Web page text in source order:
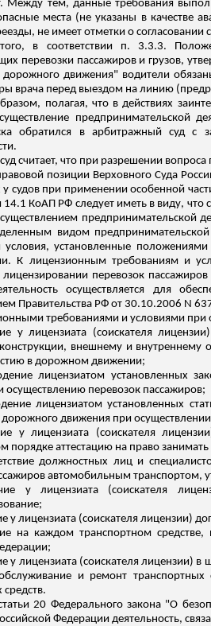
Между тем, данные требования
места (не указаны в качестве
не имеет отметки о
в соответствии п. 3.3.3.
перевозки пассажиров и грузов,
дорожного движения" водители
врача перед выездом на линию (
полагая, что в действиях
предпринимательской
обратился в арбитражный суд с
считает, что при разрешении
позиции Верховного Суда
судов при применении особенной
14.1 КоАП РФ следует иметь в виду,
предпринимательской
видом
условия, установленные
К лицензионным требованиям и
перевозок
осуществляется для
Правительства РФ от 30.10.2006 N
требованиями и условиями при
у лицензиата (соискателя
внешнему и
в дорожном движении;
лицензиатом установленных
осуществлению перевозок пассажиров;
лицензиатом установленных
дорожного движения при
у лицензиата (соискателя
порядке аттестацию на право
должностных лиц и
автомобильным транспортом,
у лицензиата (соискателя
у лицензиата (соискателя лицензии)
на каждом транспортном
у лицензиата (соискателя лицензии)
и ремонт
20 Федерального закона "О
Федерации деятельность,